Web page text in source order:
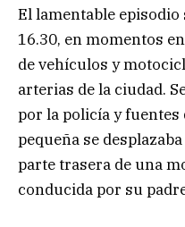
El lamentable
16.30, en momentos
de vehículos y
arterias de la ciudad.
por la policía y fuentes
pequeña se
parte trasera de una
conducida por su